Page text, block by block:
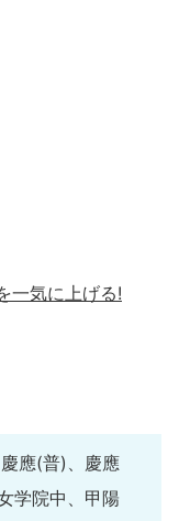
一気に上げる!
應(普)、慶應
学院中、甲陽